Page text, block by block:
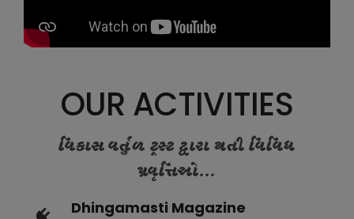
OUR ACTIVITIES
વિકાસ વર્તુળ ટ્રસ્ટ દ્વારા થતી વિવિધ
પ્રવૃત્તિઓ...
Dhingamasti Magazine